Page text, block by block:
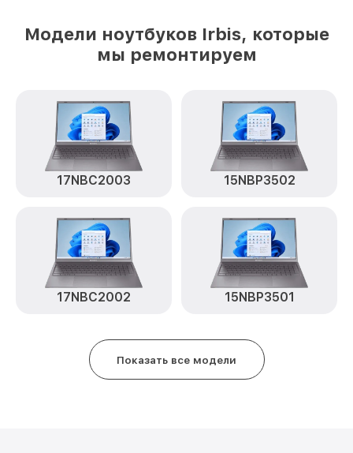
Модели ноутбуков Irbis, которые
мы ремонтируем
17NBC2003 15NBP3502
17NBC2002 15NBP3501
Показать все модели